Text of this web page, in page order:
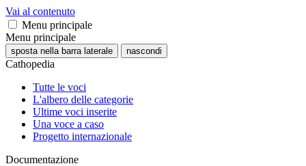
Vai al contenuto
Menu principale
Menu principale
sposta nella barra laterale nascondi
Cathopedia
Tutte le voci
L'albero delle categorie
Ultime voci inserite
Una voce a caso
Progetto internazionale
Documentazione